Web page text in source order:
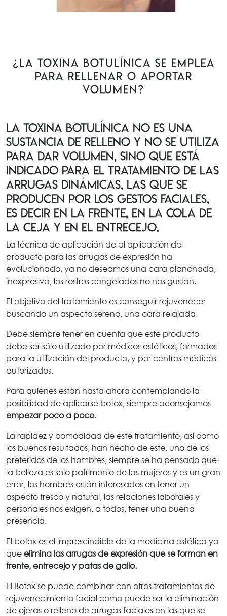
¿La toxina botulínica se emplea
para rellenar o aportar
volumen?
La toxina botulínica no es una
sustancia de relleno y no se utiliza
para dar volumen, sino que está
indicado para el tratamiento de las
arrugas dinámicas, las que se
producen por los gestos faciales,
es decir en la frente, en la cola de
la ceja y en el entrecejo.
La técnica de aplicación de al aplicación del
producto para las arrugas de expresión ha
evolucionado, ya no deseamos una cara planchada,
inexpresiva, los rostros congelados no nos gustan.
El objetivo del tratamiento es conseguir rejuvenecer
buscando un aspecto sereno, una cara relajada.
Debe siempre tener en cuenta que este producto
debe ser sólo utilizado por médicos estéticos, formados
para la utilización del producto, y por centros médicos
autorizados.
Para quienes están hasta ahora contemplando la
posibilidad de aplicarse botox, siempre aconsejamos
empezar poco a poco.
La rapidez y comodidad de este tratamiento, así como
los buenos resultados, han hecho de este, uno de los
preferidos de los hombres, siempre se ha pensado que
la belleza es solo patrimonio de las mujeres y es un gran
error, los hombres están interesados en tener un
aspecto fresco y natural, las relaciones laborales y
personales nos exigen, a todos, tener una buena
presencia.
El botox es el imprescindible de la medicina estética ya
queelimina las arrugas de expresión que se forman en
frente, entrecejo y patas de gallo.
El Botox se puede combinar con otros tratamientos de
rejuvenecimiento facial como puede ser la eliminación
de ojeras o relleno de arrugas faciales en las que se